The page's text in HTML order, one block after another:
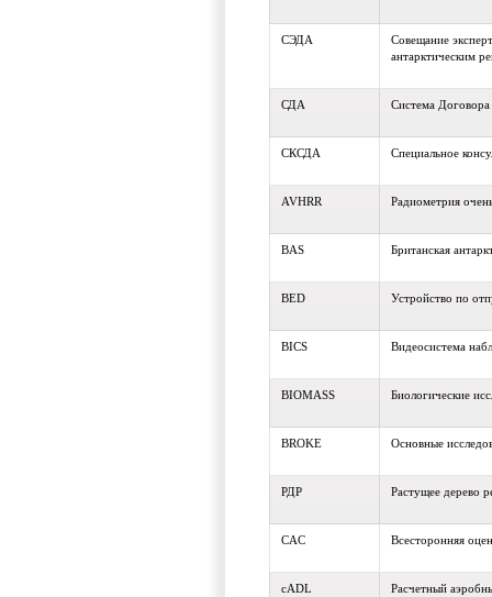
СЭДА
Совещание
антарктическим
СДА Система
СКСДА Специальное
AVHRR Радиометрия
BAS Британская
BED Устройство по
BICS Видеосистема
BIOMASS Биологические
BROKE Основные
РДР Растущее дерево
CAC Всесторонняя
cADL Расчетный